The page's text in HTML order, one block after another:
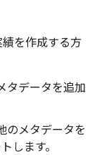
を作成する方
タデータを追加
のメタデータを
します。